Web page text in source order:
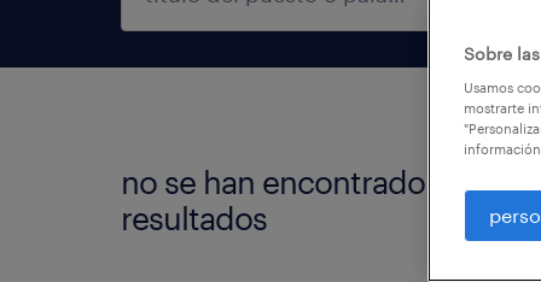
no se han encontrado
resultados
Sobre
Usamos
mostrarte